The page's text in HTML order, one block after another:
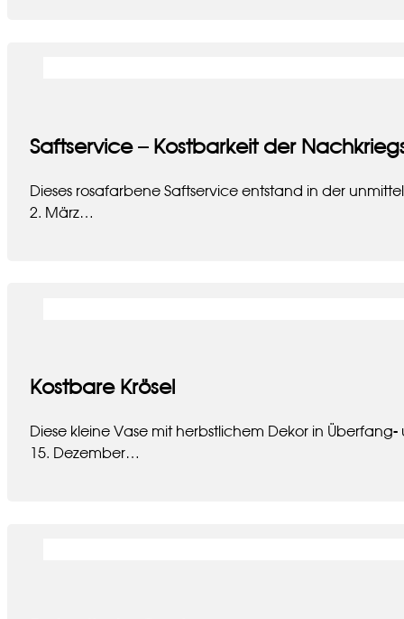
Saftservice – Kostbarkeit der
Dieses rosafarbene Saftservice entstand in der
2. März…
Kostbare Krösel
Diese kleine Vase mit herbstlichem Dekor in
15. Dezember…